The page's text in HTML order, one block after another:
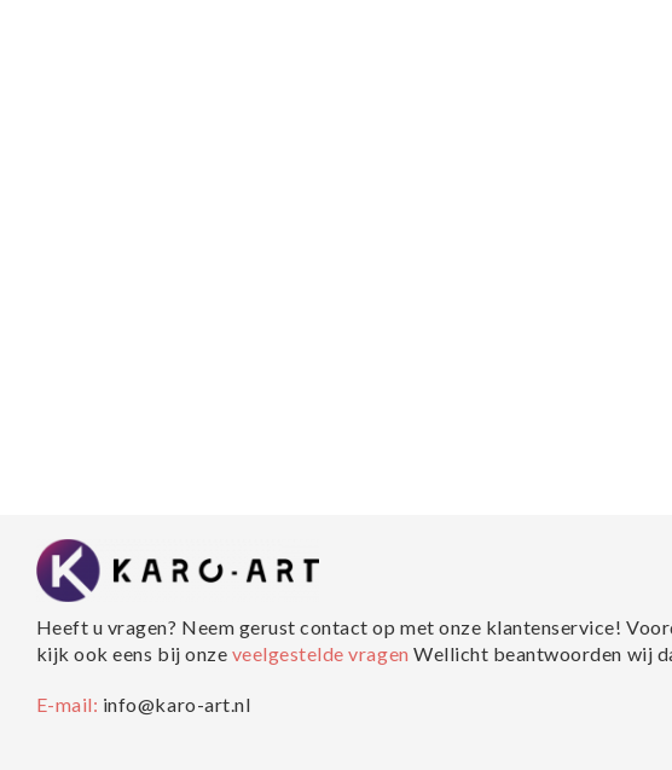
Heeft u vragen? Neem gerust contact op met onze klantenservice!
kijk ook eens bij onze veelgestelde vragenWellicht beantwoorden wij
E-mail: info@karo-art.nl